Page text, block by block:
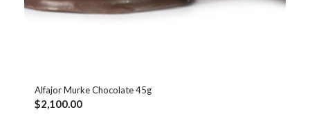
Alfajor Murke Chocolate 45g
$2,100.00